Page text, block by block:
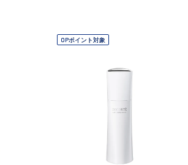
OPポイント対象